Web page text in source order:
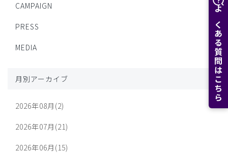
よくある質問はこちら
CAMPAIGN
PRESS
MEDIA
月別アーカイブ
2026年08月(2)
2026年07月(21)
2026年06月(15)